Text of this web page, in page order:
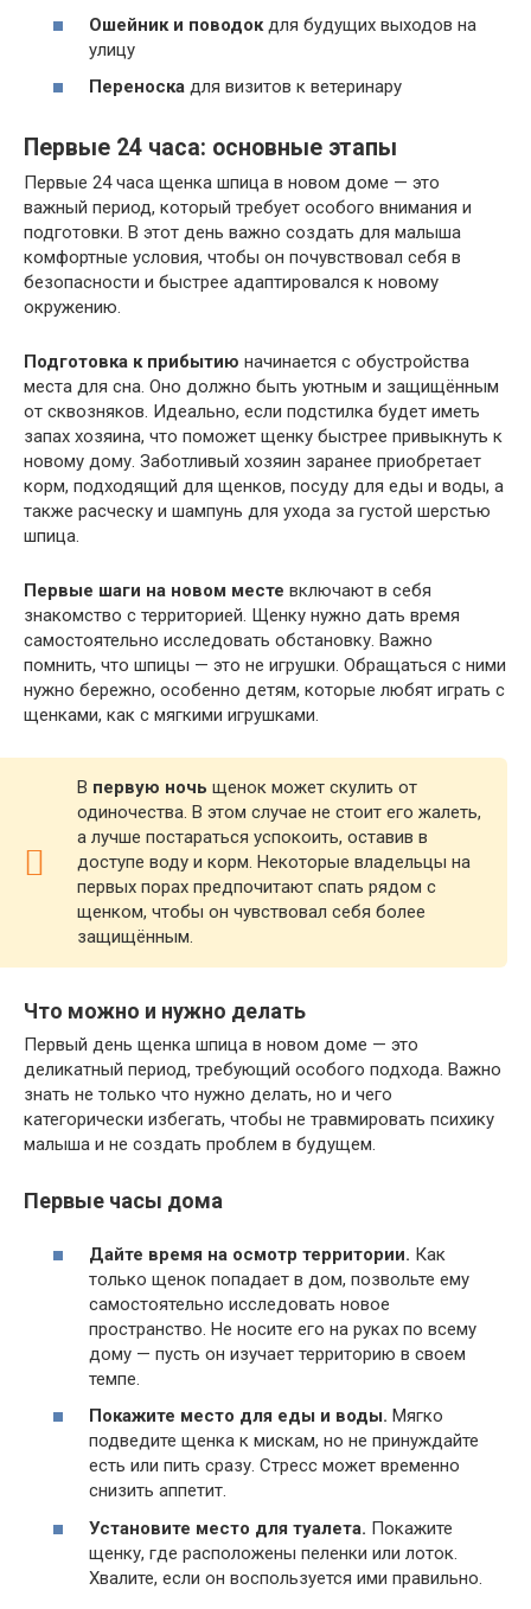
Ошейник и поводокдля будущих выходов на
улицу
Переноска для визитов к ветеринару
Первые 24 часа: основные этапы
Первые 24 часа щенка шпица в новом доме — это
важный период, который требует особого внимания и
подготовки. В этот день важно создать для малыша
комфортные условия, чтобы он почувствовал себя в
безопасности и быстрее адаптировался к новому
окружению.
Подготовка к прибытию начинается с обустройства
места для сна. Оно должно быть уютным и защищённым
от сквозняков. Идеально, если подстилка будет иметь
запах хозяина, что поможет щенку быстрее привыкнуть к
новому дому. Заботливый хозяин заранее приобретает
корм, подходящий для щенков, посуду для еды и воды, а
также расческу и шампунь для ухода за густой шерстью
шпица.
Первые шаги на новом месте включают в себя
знакомство с территорией. Щенку нужно дать время
самостоятельно исследовать обстановку. Важно
помнить, что шпицы — это не игрушки. Обращаться с ними
нужно бережно, особенно детям, которые любят играть с
щенками, как с мягкими игрушками.
В первую ночь щенок может скулить от
одиночества. В этом случае не стоит его жалеть,
а лучше постараться успокоить, оставив в
доступе воду и корм. Некоторые владельцы на
первых порах предпочитают спать рядом с
щенком, чтобы он чувствовал себя более
защищённым.
Что можно и нужно делать
Первый день щенка шпица в новом доме — это
деликатный период, требующий особого подхода. Важно
знать не только что нужно делать, но и чего
категорически избегать, чтобы не травмировать психику
малыша и не создать проблем в будущем.
Первые часы дома
Дайте время на осмотр территории. Как
только щенок попадает в дом, позвольте ему
самостоятельно исследовать новое
пространство. Не носите его на руках по всему
дому — пусть он изучает территорию в своем
темпе.
Покажите место для еды и воды. Мягко
подведите щенка к мискам, но не принуждайте
есть или пить сразу. Стресс может временно
снизить аппетит.
Установите место для туалета. Покажите
щенку, где расположены пеленки или лоток.
Хвалите, если он воспользуется ими правильно.